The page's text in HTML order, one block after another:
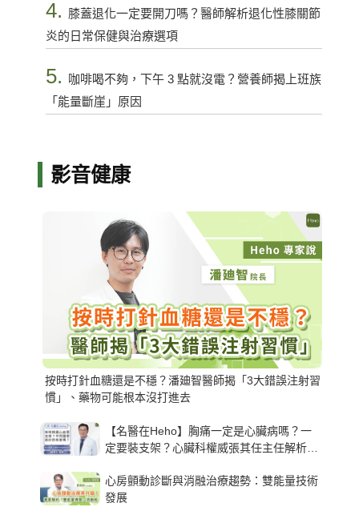
4. 膝蓋退化一定要開刀嗎？醫師解析退化性膝關節
炎的日常保健與治療選項
5.
咖啡喝不夠，下午 3 點就沒電？營養師揭上班族
「能量斷崖」原因
影音健康
按時打針血糖還是不穩？潘廸智醫師揭「3大錯誤注射習
慣」、藥物可能根本沒打進去
【名醫在Heho】胸痛一定是心臟病嗎？一
定要裝支架？心臟科權威張其任主任解析支
心房顫動診斷與消融治療趨勢：雙能量技術
發展